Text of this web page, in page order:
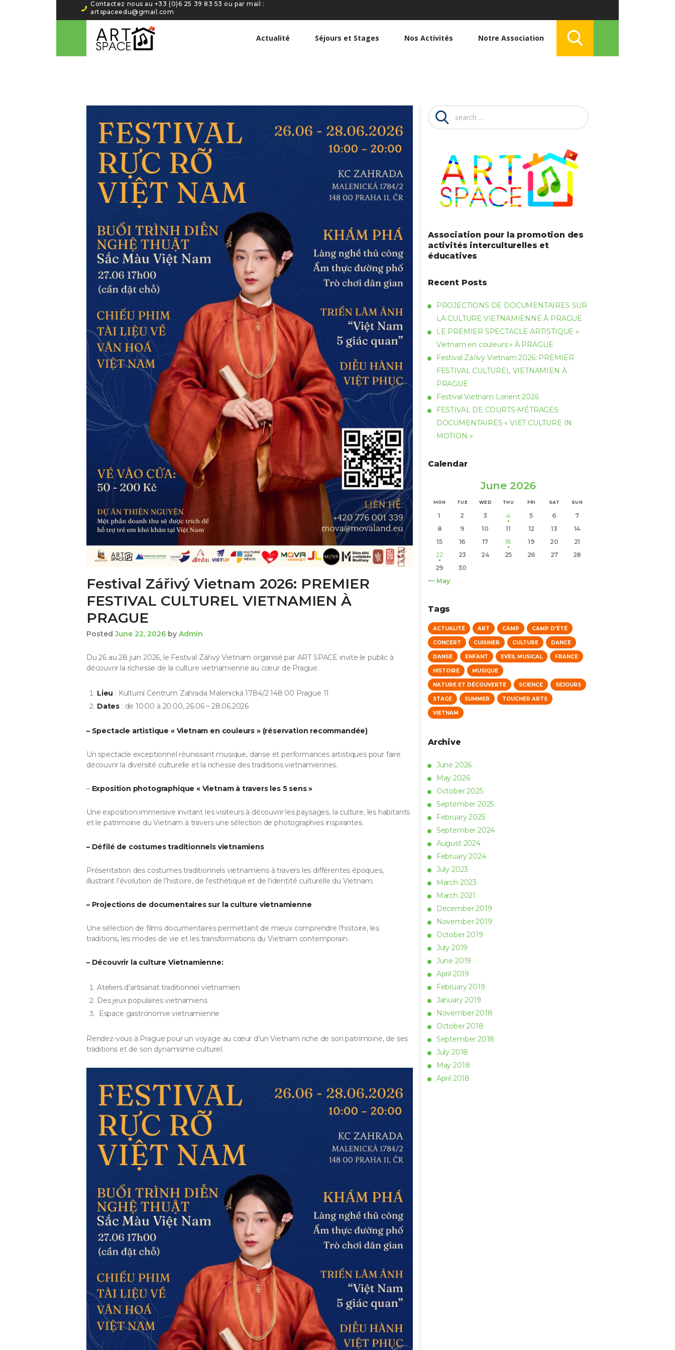
Contactez nous au +33 (0)6 25 39 83 53‬ ou par mail :
artspaceedu@gmail.com
Actualité Séjours et Stages Nos Activités Notre Association
ACTUALITÉ
SÉJOURS ET
Festival Zářivý Vietnam 2026: PREMIER
FESTIVAL CULTUREL VIETNAMIEN À
PRAGUE
PostedJune 22, 2026 by Admin
Du 26 au 28 juin 2026, le Festival Zářivý Vietnam organisé par ART SPACE invite le public à
découvrir la richesse de la culture vietnamienne au cœur de Prague.
Lieu : Kulturní Centrum Zahrada Malenická 1784/2 148 00 Prague 11
Dates : de 10:00 à 20:00, 26.06 – 28.06.2026
– Spectacle artistique « Vietnam en couleurs » (réservation recommandée)
Un spectacle exceptionnel réunissant musique, danse et performances artistiques pour faire
découvrir la diversité culturelle et la richesse des traditions vietnamiennes.
–Exposition photographique « Vietnam à travers les 5 sens »
Une exposition immersive invitant les visiteurs à découvrir les paysages, la culture, les habitants
et le patrimoine du Vietnam à travers une sélection de photographies inspirantes.
– Défilé de costumes traditionnels vietnamiens
Présentation des costumes traditionnels vietnamiens à travers les différentes époques,
illustrant l’évolution de l’histoire, de l’esthétique et de l’identité culturelle du Vietnam.
– Projections de documentaires sur la culture vietnamienne
Une sélection de films documentaires permettant de mieux comprendre l’histoire, les
traditions, les modes de vie et les transformations du Vietnam contemporain.
– Découvrir la culture Vietnamienne:
Ateliers d’artisanat traditionnel vietnamien
Des jeux populaires vietnamiens
Espace gastronomie vietnamienne
Rendez-vous à Prague pour un voyage au cœur d’un Vietnam riche de son patrimoine, de ses
traditions et de son dynamisme culturel.
Search
for:
Association pour la promotion des
activités interculturelles et
éducatives
Recent Posts
PROJECTIONS DE DOCUMENTAIRES SUR
LA CULTURE VIETNAMIENNE À PRAGUE
LE PREMIER SPECTACLE ARTISTIQUE «
Vietnam en couleurs » À PRAGUE
Festival Zářivý Vietnam 2026: PREMIER
FESTIVAL CULTUREL VIETNAMIEN À
PRAGUE
Festival Vietnam Lorient 2026
FESTIVAL DE COURTS-MÉTRAGES
DOCUMENTAIRES « VIET CULTURE IN
MOTION »
Calendar
June 2026
MON TUE WED THU FRI SAT SUN
« May
1 2 3 4 5 6
7
8
9 10 11 12 13
14
15
16 17 18 19 20
21
22
23 24 25 26 27
28
29
30
Tags
ACTUALITÉ ART CAMP CAMP D'ÉTÉ
CONCERT CUISINER CULTURE DANCE
DANSE ENFANT EVEIL MUSICAL FRANCE
HISTOIRE MUSIQUE
NATURE ET DÉCOUVERTE SCIENCE SEJOURS
STAGE SUMMER TOUCHER ARTS
VIETNAM
Archive
June 2026
May2026
October2025
September 2025
February2025
September 2024
August 2024
February2024
July 2023
March 2023
March 2021
December2019
November2019
October2019
July 2019
June 2019
April 2019
February2019
January2019
November2018
October2018
September 2018
July 2018
May2018
April 2018